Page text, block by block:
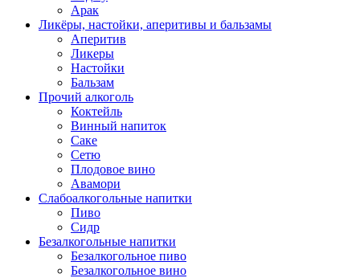
Арак
Ликёры, настойки, аперитивы и бальзамы
Аперитив
Ликеры
Настойки
Бальзам
Прочий алкоголь
Коктейль
Винный напиток
Саке
Сетю
Плодовое вино
Авамори
Слабоалкогольные напитки
Пиво
Сидр
Безалкогольные напитки
Безалкогольное пиво
Безалкогольное вино